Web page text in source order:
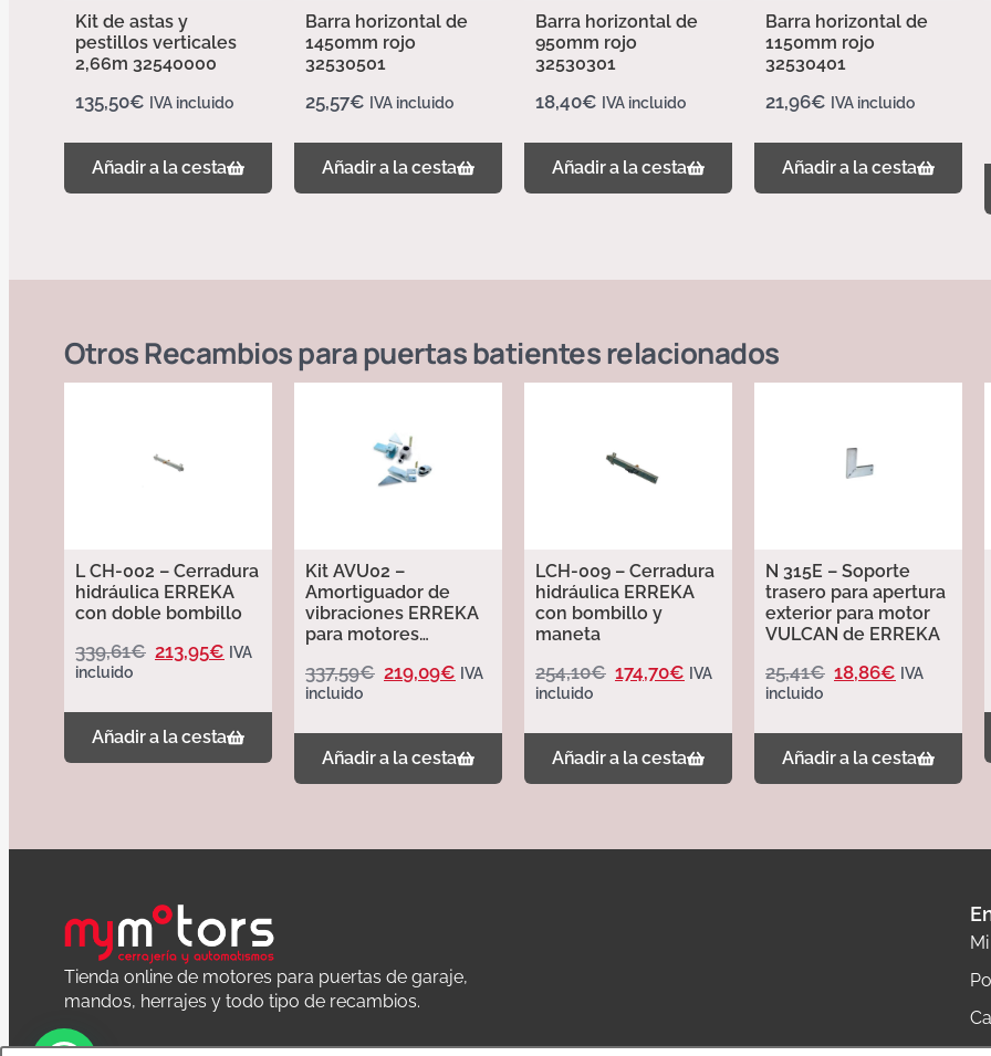
Kit de astas y
pestillos verticales
2,66m 32540000
135,50€ IVA incluido
Añadir a la cesta
Barra horizontal de
1450mm rojo
32530501
25,57€ IVA incluido
Añadir a la cesta
Barra horizontal de
950mm rojo
32530301
18,40€ IVA incluido
Añadir a la cesta
Barra horizontal de
1150mm rojo
32530401
21,96€ IVA incluido
Añadir a la cesta
OtrosRecambios para puertas batientesrelacionados
L CH-002 – Cerradura
hidráulica ERREKA
con doble bombillo
339,61€ 213,95€ IVA
incluido
Añadir a la cesta
Kit AVU02 –
Amortiguador de
vibraciones ERREKA
para motores
337,59€ 219,09€ IVA
incluido
Añadir a la cesta
LCH-009 – Cerradura
hidráulica ERREKA
con bombillo y
maneta
254,10€ 174,70€ IVA
incluido
Añadir a la cesta
N 315E – Soporte
trasero para apertura
exterior para motor
VULCAN de ERREKA
25,41€ 18,86€ IVA
incluido
Añadir a la cesta
Tienda online de motores para puertas de garaje,
mandos, herrajes y todo tipo de recambios.